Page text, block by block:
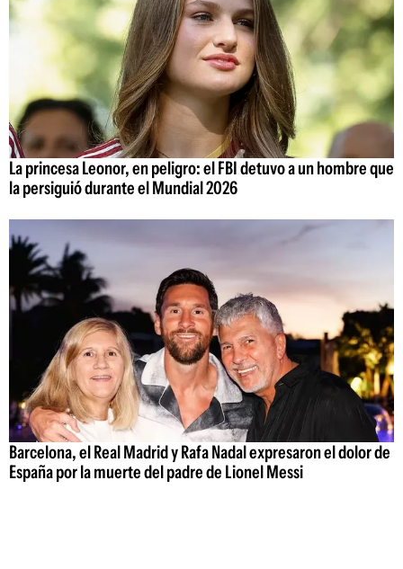
La princesa Leonor, en peligro: el FBI detuvo a un hombre que
la persiguió durante el Mundial 2026
Barcelona, el Real Madrid y Rafa Nadal expresaron el dolor de
España por la muerte del padre de Lionel Messi